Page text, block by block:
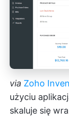
via Zoho
użyciu
skaluje się